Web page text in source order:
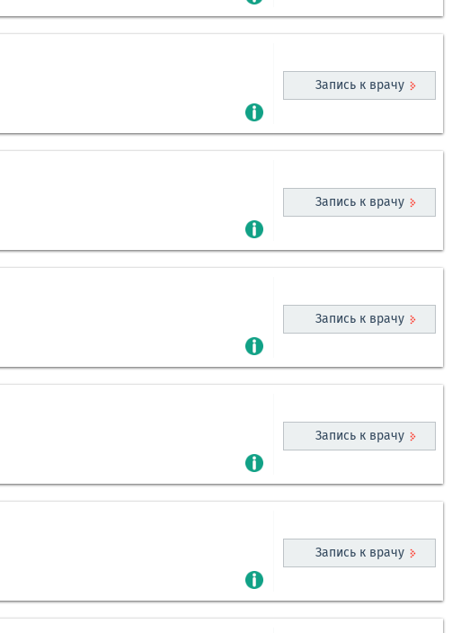
Запись к врачу
Запись к врачу
Запись к врачу
Запись к врачу
Запись к врачу